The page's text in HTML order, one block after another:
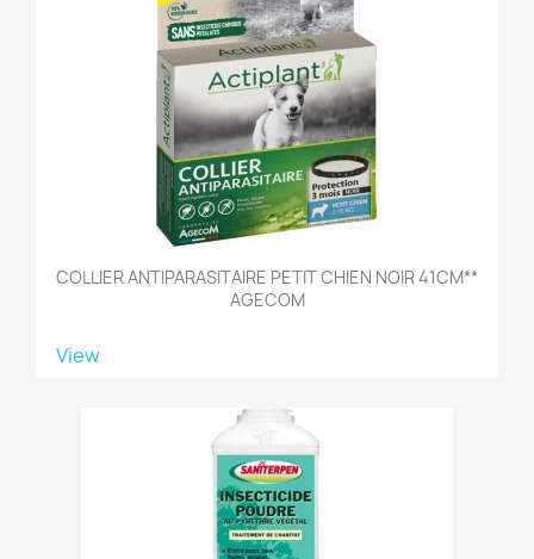
COLLIER ANTIPARASITAIRE PETIT CHIEN NOIR 41CM**
AGECOM
View